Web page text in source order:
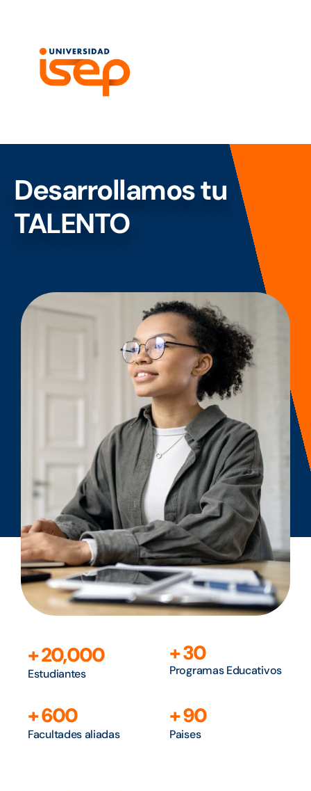
Desarrollamos tu
TALENTO
+20,000
Estudiantes
+30
Programas Educativos
+600
Facultades aliadas
+90
Paises